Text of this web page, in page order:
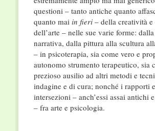
questioni – tanto antiche quanto
quanto mai in fieri– della creatività e
dell’arte – nelle sue varie forme:
narrativa, dalla pittura alla scultura
– in psicoterapia, sia come vero e
autonomo strumento terapeutico, sia
prezioso ausilio ad altri metodi e
indagine e di cura; nonché i rapporti
intersezioni – anch’essi assai antichi
– fra arte e psicologia.